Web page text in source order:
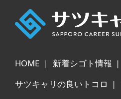
HOME 新着シゴト情報
サツキャリの良いトコロ